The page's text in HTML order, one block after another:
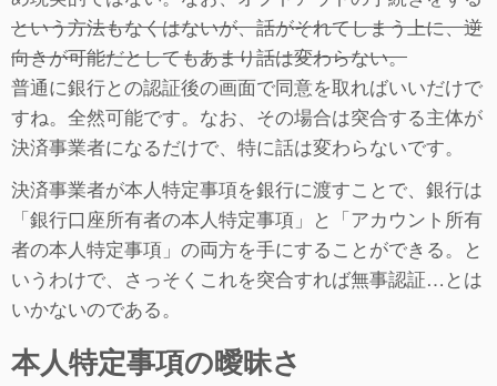
という方法もなくはないが、話がそれてしまう上に、逆
向きが可能だとしてもあまり話は変わらない。
普通に銀行との認証後の画面で同意を取ればいいだけで
すね。全然可能です。なお、その場合は突合する主体が
決済事業者になるだけで、特に話は変わらないです。
決済事業者が本人特定事項を銀行に渡すことで、銀行は
「銀行口座所有者の本人特定事項」と「アカウント所有
者の本人特定事項」の両方を手にすることができる。と
いうわけで、さっそくこれを突合すれば無事認証…とは
いかないのである。
本人特定事項の曖昧さ